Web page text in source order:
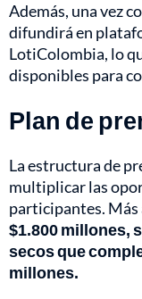
Además, una vez
difundirá en
LotiColombia, lo
disponibles para
Plan de
La estructura de
multiplicar las
participantes.
$1.800 millones,
secos que
millones.